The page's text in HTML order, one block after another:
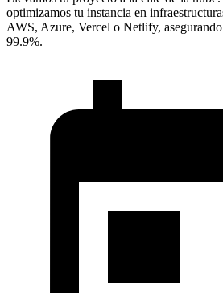
optimizamos tu instancia en
AWS, Azure, Vercel o Netlify,
99.9%.